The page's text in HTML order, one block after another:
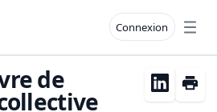
Connexion
de